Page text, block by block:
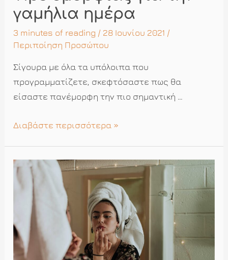
γαμήλια ημέρα
3 minutes of reading / 28 Ιουνίου 2021 /
Περιποίηση Προσώπου
Σίγουρα με όλα τα υπόλοιπα που
προγραμματίζετε, σκεφτόσαστε πως θα
είσαστε πανέμορφη την πιο σημαντική …
Tips
την
γαμήλια
ημέρα
Διαβάστε περισσότερα »